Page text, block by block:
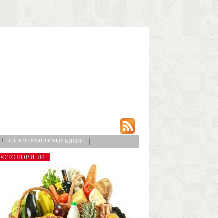
САЛОН КРАСОТЫ В КИЕВЕ